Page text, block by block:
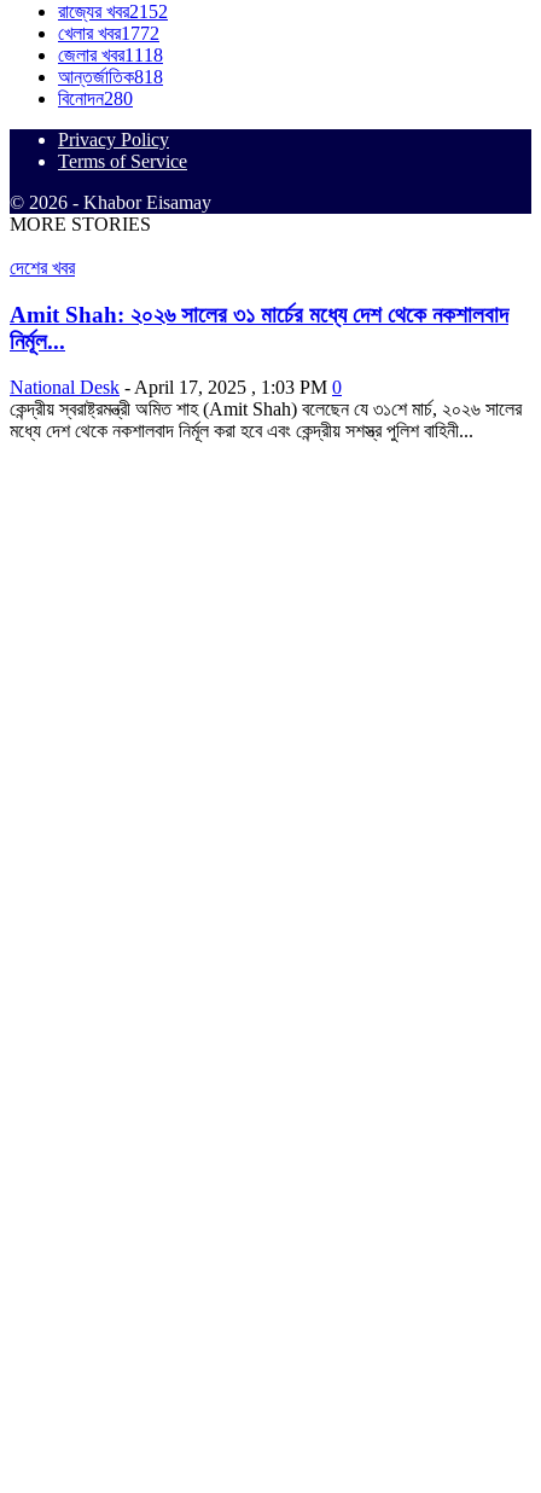
রাজ্যের খবর2152
খেলার খবর1772
জেলার খবর1118
আন্তর্জাতিক818
বিনোদন280
Privacy Policy
Terms of Service
© 2026 - Khabor Eisamay
MORE STORIES
দেশের খবর
Amit Shah: ২০২৬ সালের ৩১ মার্চের মধ্যে দেশ থেকে নকশালবাদ
নির্মূল...
National Desk - April 17, 2025 , 1:03 PM 0
কেন্দ্রীয় স্বরাষ্ট্রমন্ত্রী অমিত শাহ (Amit Shah) বলেছেন যে ৩১শে মার্চ, ২০২৬ সালের
মধ্যে দেশ থেকে নকশালবাদ নির্মূল করা হবে এবং কেন্দ্রীয় সশস্ত্র পুলিশ বাহিনী...